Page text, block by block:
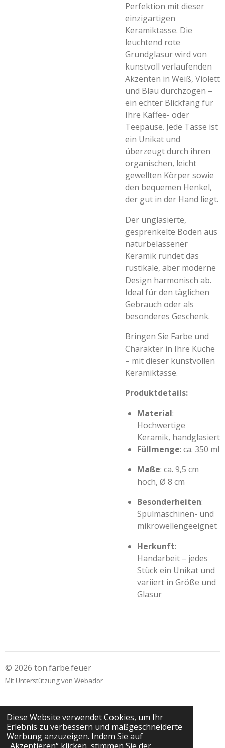
Diese Website verwendet Cookies, um Ihr
Erlebnis zu verbessern und maßgeschneiderte
Werbung anzuzeigen. Indem Sie auf
Perfektion mit dieser
einzigartigen
Keramiktasse. Die
leuchtend rote
Grundglasur wird von
kunstvoll verlaufenden
Akzenten in Weiß, Violett
und Blau durchzogen –
ein echter Blickfang für
Ihre Kaffee- oder
Teepause. Jede Tasse ist
ein Unikat und
überzeugt durch ihren
organischen, leicht
gewellten Körper sowie
den bequemen Henkel,
der gut in der Hand liegt.
Der unglasierte,
gesprenkelte Boden aus
naturbelassener
Keramik rundet das
rustikale, aber moderne
Design harmonisch ab.
Ideal für den täglichen
Gebrauch oder als
besonderes Geschenk.
Bringen Sie Farbe und
Charakter in Ihre Küche
– mit dieser kunstvollen
Keramiktasse.
Produktdetails:
Material:
Hochwertige
Keramik, handglasiert
Füllmenge: ca. 350 ml
Maße: ca. 9,5 cm
hoch, Ø 8 cm
Besonderheiten:
Spülmaschinen- und
mikrowellengeeignet
Herkunft:
Handarbeit – jedes
Stück ein Unikat und
variiert in Größe und
Glasur
© 2026 ton.farbe.feuer
Mit Unterstützung von Webador